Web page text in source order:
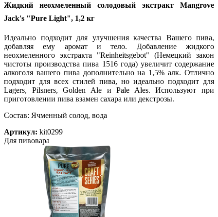
Жидкий неохмеленный солодовый экстракт Mangrove
Jack's "Pure Light", 1,2 кг
Идеально подходит для улучшения качества Вашего пива,
добавляя ему аромат и тело. Добавление жидкого
неохмеленного экстракта "Reinheitsgebot" (Немецкий закон
чистоты производства пива 1516 года) увеличит содержание
алкоголя вашего пива дополнительно на 1,5% алк. Отлично
подходит для всех стилей пива, но идеально подходит для
Lagers, Pilsners, Golden Ale и Pale Ales. Используют при
приготовлении пива взамен сахара или декстрозы.
Состав: Ячменный солод, вода
Артикул: kit0299
Для пивовара